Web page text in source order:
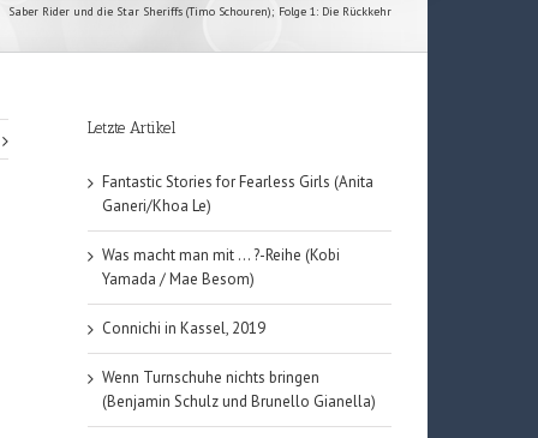
Saber Rider und die Star Sheriffs (Timo Schouren); Folge 1: Die Rückkehr
Letzte Artikel
Fantastic Stories for Fearless Girls (Anita
Ganeri/Khoa Le)
Was macht man mit … ?-Reihe (Kobi
Yamada / Mae Besom)
Connichi in Kassel, 2019
Wenn Turnschuhe nichts bringen
(Benjamin Schulz und Brunello Gianella)